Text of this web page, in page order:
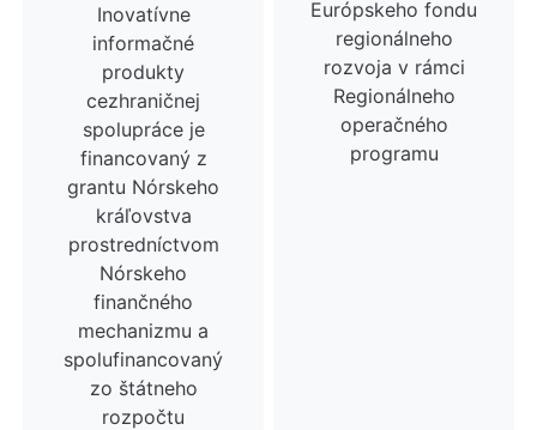
Inovatívne
informačné
produkty
cezhraničnej
spolupráce je
financovaný z
grantu Nórskeho
kráľovstva
prostredníctvom
Nórskeho
finančného
mechanizmu a
spolufinancovaný
zo štátneho
rozpočtu
Európskeho fondu
regionálneho
rozvoja v rámci
Regionálneho
operačného
programu